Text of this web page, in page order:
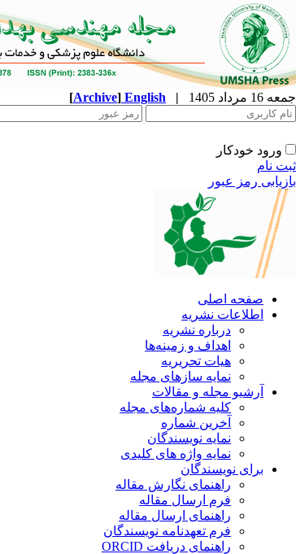
جمعه 16 مرداد 1405 |
English
[Archive]
ورود خودکار
ثبت نام
بازیابی رمز عبور
صفحه اصلی
اطلاعات نشریه
درباره نشریه
اهداف و زمینه‌ها
هیات تحریریه
نمایه سازهای مجله
آرشیو مجله و مقالات
کلیه شماره‌های مجله
آخرین شماره
نمایه نویسندگان
نمایه واژه های کلیدی
برای نویسندگان
راهنمای نگارش مقاله
فرم ارسال مقاله
راهنمای ارسال مقاله
فرم تعهدنامه نویسندگان
راهنمای دریافت ORCID